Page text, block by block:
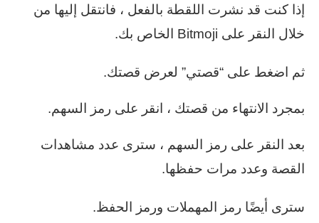
إذا كنت قد نشرت اللقطة بالفعل ، فانتقل إليها من
خلال النقر على Bitmoji الخاص بك.
ثم اضغط على “قصتي” لعرض قصتك.
بمجرد الانتهاء من قصتك ، انقر على رمز السهم.
بعد النقر على رمز السهم ، سترى عدد مشاهدات
القصة وعدد مرات حفظها.
سترى أيضًا رمز المهملات ورمز الحفظ.